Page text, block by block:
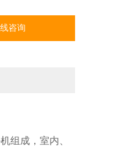
咨询
组成，室内、